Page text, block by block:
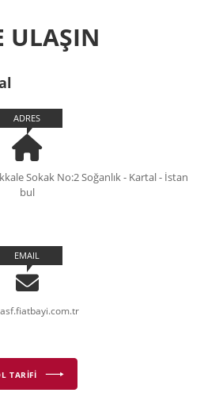
ULAŞIN
ADRES
Sokak No:2 Soğanlık - Kartal - İstan
bul
EMAIL
TARİFİ